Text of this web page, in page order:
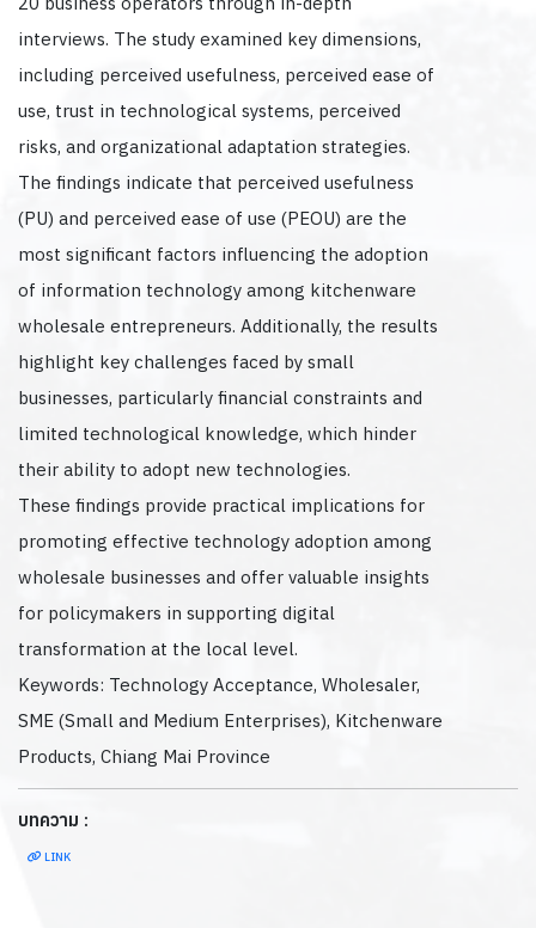
interviews. The study examined key dimensions,
including perceived usefulness, perceived ease of
use, trust in technological systems, perceived
risks, and organizational adaptation strategies.
The findings indicate that perceived usefulness
(PU) and perceived ease of use (PEOU) are the
most significant factors influencing the adoption
of information technology among kitchenware
wholesale entrepreneurs. Additionally, the results
highlight key challenges faced by small
businesses, particularly financial constraints and
limited technological knowledge, which hinder
their ability to adopt new technologies.
These findings provide practical implications for
promoting effective technology adoption among
wholesale businesses and offer valuable insights
for policymakers in supporting digital
transformation at the local level.
Keywords: Technology Acceptance, Wholesaler,
SME (Small and Medium Enterprises), Kitchenware
Products, Chiang Mai Province
บทความ :
LINK